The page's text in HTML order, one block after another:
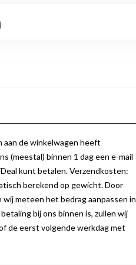
de winkelwagen heeft
(meestal) binnen 1 dag een e-mail
kunt betalen. Verzendkosten:
berekend op gewicht. Door
meteen het bedrag aanpassen in
bij ons binnen is, zullen wij
de eerst volgende werkdag met